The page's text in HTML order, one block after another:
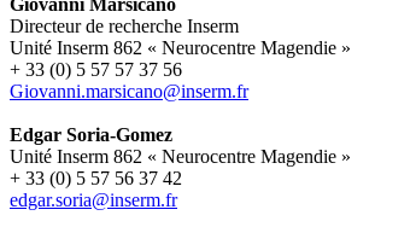
Giovanni Marsicano
Directeur de recherche Inserm
Unité Inserm 862 « Neurocentre Magendie »
+ 33 (0) 5 57 57 37 56
rf.mresni@onacisram.innavoiG
Edgar Soria-Gomez
Unité Inserm 862 « Neurocentre Magendie »
+ 33 (0) 5 57 56 37 42
rf.mresni@airos.ragde